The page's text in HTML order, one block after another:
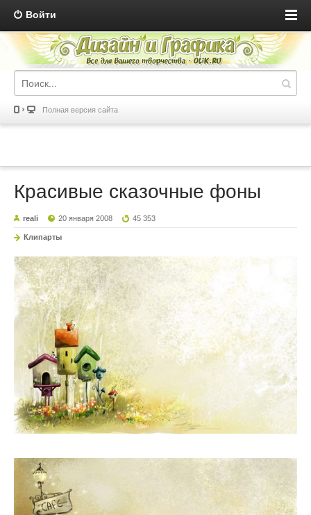
Войти
Полная версия сайта
Красивые сказочные фоны
reali 20 января 2008 45 353
Клипарты